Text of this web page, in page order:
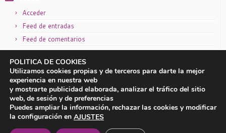
Acceder
Feed de entradas
Feed de comentarios
WordPress.org
Aviso legal| Política de privacidad
POLITICA DE COOKIES
Utilizamos cookies propias y de terceros para darte la mejor
experiencia en nuestra web
y mostrarte publicidad elaborada, analizar el tráfico del sitio
web, de sesión y de preferencias
Puedes ampliar la información, rechazar las cookies y modificar
la configuración en AJUSTES